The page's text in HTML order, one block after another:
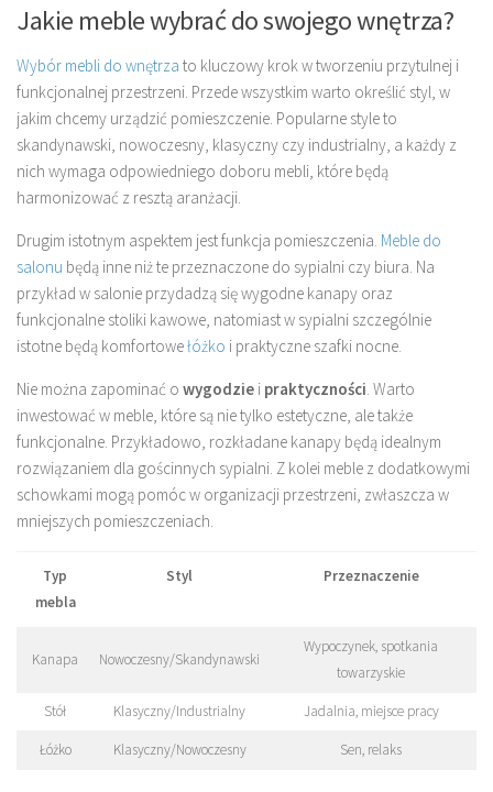
Jakie meble wybrać do swojego wnętrza?
Wybór mebli do wnętrza to kluczowy krok w tworzeniu przytulnej i
funkcjonalnej przestrzeni. Przede wszystkim warto określić styl, w
jakim chcemy urządzić pomieszczenie. Popularne style to
skandynawski, nowoczesny, klasyczny czy industrialny, a każdy z
nich wymaga odpowiedniego doboru mebli, które będą
harmonizować z resztą aranżacji.
Drugim istotnym aspektem jest funkcja pomieszczenia. Meble do
salonu będą inne niż te przeznaczone do sypialni czy biura. Na
przykład w salonie przydadzą się wygodne kanapy oraz
funkcjonalne stoliki kawowe, natomiast w sypialni szczególnie
istotne będą komfortowełóżko i praktyczne szafki nocne.
Nie można zapominać o wygodzie i praktyczności. Warto
inwestować w meble, które są nie tylko estetyczne, ale także
funkcjonalne. Przykładowo, rozkładane kanapy będą idealnym
rozwiązaniem dla gościnnych sypialni. Z kolei meble z dodatkowymi
schowkami mogą pomóc w organizacji przestrzeni, zwłaszcza w
mniejszych pomieszczeniach.
Typ
mebla
Styl Przeznaczenie
Kanapa Nowoczesny/Skandynawski
Wypoczynek, spotkania
towarzyskie
Stół Klasyczny/Industrialny Jadalnia, miejsce pracy
Łóżko Klasyczny/Nowoczesny Sen, relaks